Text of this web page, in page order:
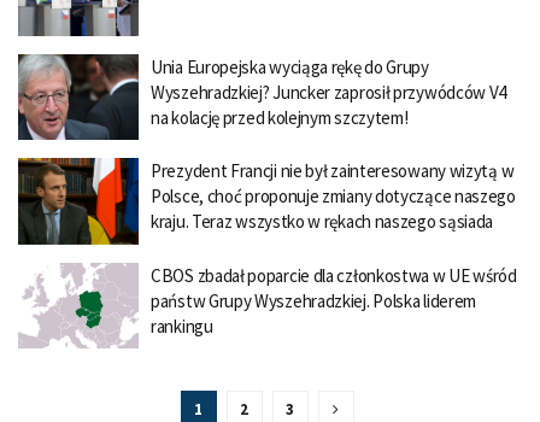
Unia Europejska wyciąga rękę do Grupy
Wyszehradzkiej? Juncker zaprosił przywódców V4
na kolację przed kolejnym szczytem!
Prezydent Francji nie był zainteresowany wizytą w
Polsce, choć proponuje zmiany dotyczące naszego
kraju. Teraz wszystko w rękach naszego sąsiada
CBOS zbadał poparcie dla członkostwa w UE wśród
państw Grupy Wyszehradzkiej. Polska liderem
rankingu
1 2 3